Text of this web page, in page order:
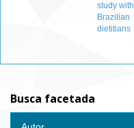
study with
Brazilian
dietitians
Busca facetada